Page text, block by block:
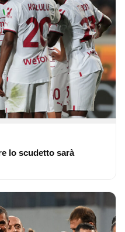
lo scudetto sarà